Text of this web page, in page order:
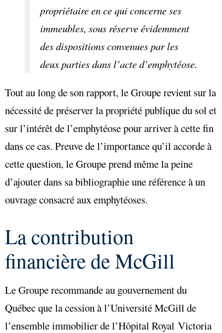
propriétaire en ce qui concerne ses
immeubles, sous réserve évidemment
des dispositions convenues par les
deux parties dans l’acte d’emphytéose.
Tout au long de son rapport, le Groupe revient sur la
nécessité de préserver la propriété publique du sol et
sur l’intérêt de l’emphytéose pour arriver à cette fin
dans ce cas. Preuve de l’importance qu’il accorde à
cette question, le Groupe prend même la peine
d’ajouter dans sa bibliographie une référence à un
ouvrage consacré aux emphytéoses.
La contribution
financière de McGill
Le Groupe recommande au gouvernement du
Québec que la cession à l’Université McGill de
l’ensemble immobilier de l’Hôpital Royal Victoria